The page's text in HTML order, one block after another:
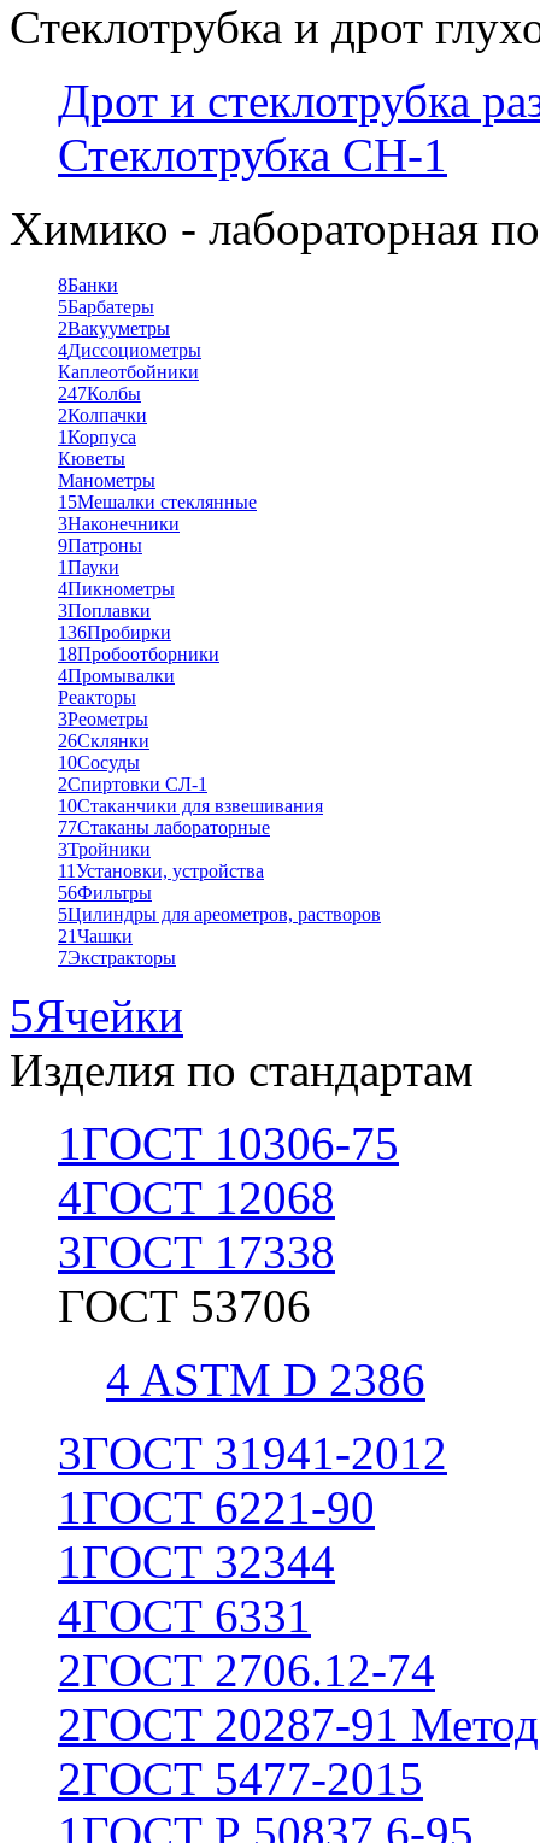
Стеклотрубка и дрот
Дрот и стеклотрубка
Стеклотрубка СН-1
Химико - лабораторная
8Банки
5Барбатеры
2Вакууметры
4Диссоциометры
Каплеотбойники
247Колбы
2Колпачки
1Корпуса
Кюветы
Манометры
15Мешалки стеклянные
3Наконечники
9Патроны
1Пауки
4Пикнометры
3Поплавки
136Пробирки
18Пробоотборники
4Промывалки
Реакторы
3Реометры
26Склянки
10Сосуды
2Спиртовки СЛ-1
10Стаканчики для взвешивания
77Стаканы лабораторные
3Тройники
11Установки, устройства
56Фильтры
5Цилиндры для ареометров, растворов
21Чашки
7Экстракторы
5Ячейки
Изделия по стандартам
1ГОСТ 10306-75
4ГОСТ 12068
3ГОСТ 17338
ГОСТ 53706
4 ASTM D 2386
3ГОСТ 31941-2012
1ГОСТ 6221-90
1ГОСТ 32344
4ГОСТ 6331
2ГОСТ 2706.12-74
2ГОСТ 20287-91
2ГОСТ 5477-2015